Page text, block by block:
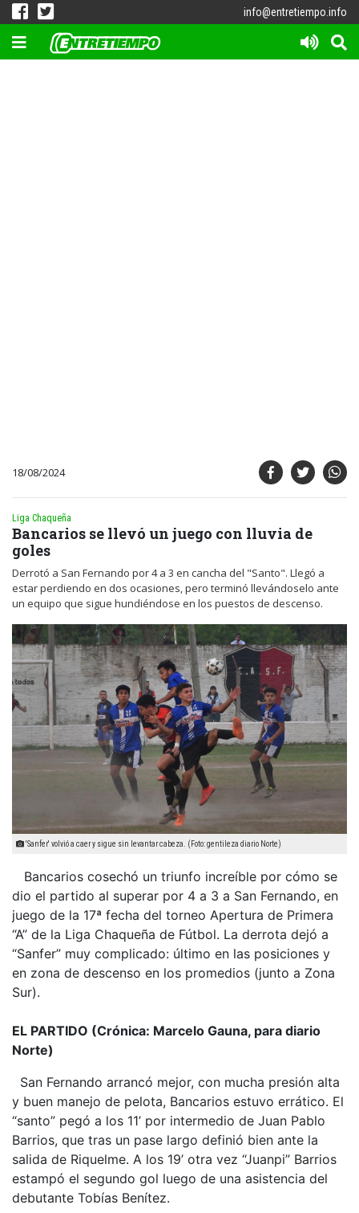
info@entretiempo.info
18/08/2024
Liga Chaqueña
Bancarios se llevó un juego con lluvia de
goles
Derrotó a San Fernando por 4 a 3 en cancha del "Santo". Llegó a
estar perdiendo en dos ocasiones, pero terminó llevándoselo ante
un equipo que sigue hundiéndose en los puestos de descenso.
'Sanfer' volvió a caer y sigue sin levantar cabeza. (Foto: gentileza diario Norte)
Bancarios cosechó un triunfo increíble por cómo se
dio el partido al superar por 4 a 3 a San Fernando, en
juego de la 17ª fecha del torneo Apertura de Primera
“A” de la Liga Chaqueña de Fútbol. La derrota dejó a
“Sanfer” muy complicado: último en las posiciones y
en zona de descenso en los promedios (junto a Zona
Sur).
EL PARTIDO (Crónica: Marcelo Gauna, para diario
Norte)
San Fernando arrancó mejor, con mucha presión alta
y buen manejo de pelota, Bancarios estuvo errático. El
“santo” pegó a los 11’ por intermedio de Juan Pablo
Barrios, que tras un pase largo definió bien ante la
salida de Riquelme. A los 19’ otra vez “Juanpi” Barrios
estampó el segundo gol luego de una asistencia del
debutante Tobías Benítez.